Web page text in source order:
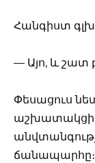
Հանգիստ
— Այո, և շատ
Փեսացուս
աշխատակցի
ճանապարհը։